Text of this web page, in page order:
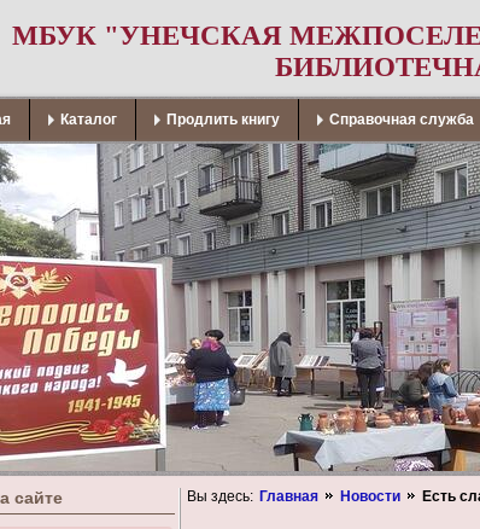
МБУК "УНЕЧСКАЯ
Каталог Продлить книгу Справочная служба
сайте Вы здесь: Главная Новости Есть